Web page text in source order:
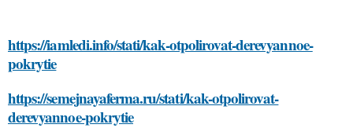
https://iamledi.info/stati/kak-otpolirovat-derevyannoe-
pokrytie
https://semejnayaferma.ru/stati/kak-otpolirovat-
derevyannoe-pokrytie